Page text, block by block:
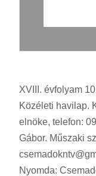
XVIII. évfolyam
Közéleti havilap.
elnöke, telefon:
Gábor. Műszaki
Nyomda: